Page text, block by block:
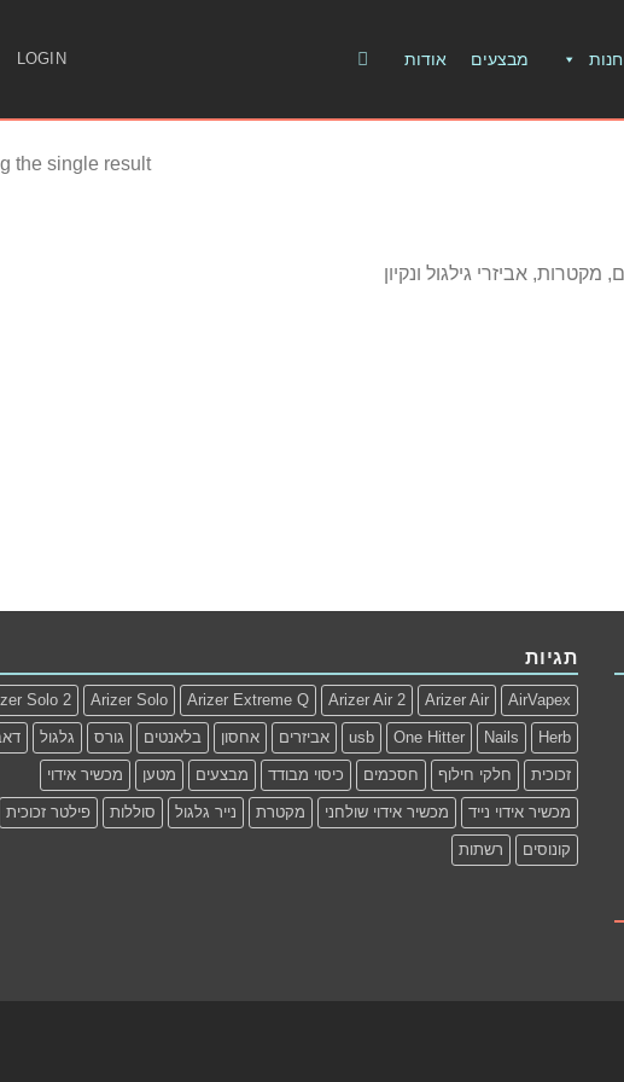
חנות מבצעים אודות LOGIN
the single result
תגיות
AirVapex
Arizer Air
Arizer Air 2
Arizer Extreme Q
Arizer Solo
Solo 2
Herb
Nails
One Hitter
usb אביזרים אחסון בלאנטים גורס גלגול
זכוכית חלקי חילוף חסכמים כיסוי מבודד מבצעים מטען מכשיר אידוי
מכשיר אידוי נייד מכשיר אידוי שולחני מקטרת נייר גלגול סוללות פילטר זכוכית
קונוסים רשתות